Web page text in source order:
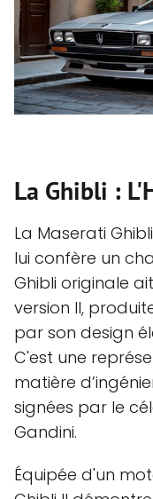
La Ghibli :
La Maserati
lui confère un
Ghibli originale
version II,
par son design
C'est une
matière
signées par le
Gandini.
Équipée d'un